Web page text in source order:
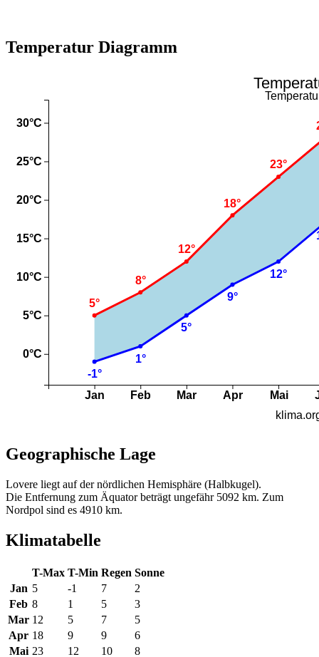
Temperatur Diagramm
Geographische Lage
Lovere liegt auf der nördlichen Hemisphäre (Halbkugel).
Die Entfernung zum Äquator beträgt ungefähr 5092 km. Zum
Nordpol sind es 4910 km.
Klimatabelle
T-Max T-Min Regen Sonne
Jan 5 -1 7
2
Feb 8 1 5
3
Mar 12 5 7
5
Apr 18 9 9
6
Mai 23 12 10 8